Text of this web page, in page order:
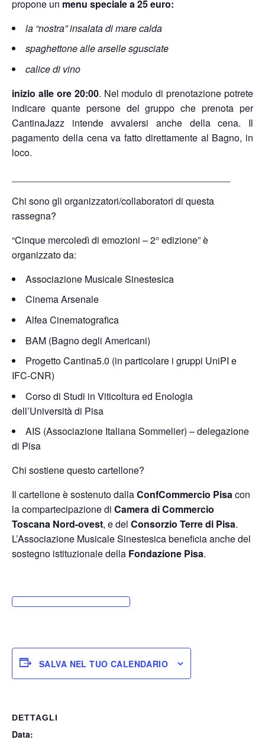
propone un menu speciale a 25 euro:
la “nostra” insalata di mare calda
spaghettone alle arselle sgusciate
calice di vino
inizio alle ore 20:00. Nel modulo di prenotazione potrete
indicare quante persone del gruppo che prenota per
CantinaJazz intende avvalersi anche della cena. Il
pagamento della cena va fatto direttamente al Bagno, in
loco.
Chi sono gli organizzatori/collaboratori di questa
rassegna?
“Cinque mercoledì di emozioni – 2° edizione” è
organizzato da:
Associazione Musicale Sinestesica
Cinema Arsenale
Alfea Cinematografica
BAM (Bagno degli Americani)
Progetto Cantina5.0 (in particolare i gruppi UniPI e
IFC-CNR)
Corso di Studi in Viticoltura ed Enologia
dell’Università di Pisa
AIS (Associazione Italiana Sommelier) – delegazione
di Pisa
Chi sostiene questo cartellone?
Il cartellone è sostenuto dallaConfCommercio Pisacon
la compartecipazione di Camera di Commercio
Toscana Nord-ovest, e del Consorzio Terre di Pisa.
L’Associazione Musicale Sinestesica beneficia anche del
sostegno istituzionale della Fondazione Pisa.
SALVA NEL TUO CALENDARIO
DETTAGLI
Data: